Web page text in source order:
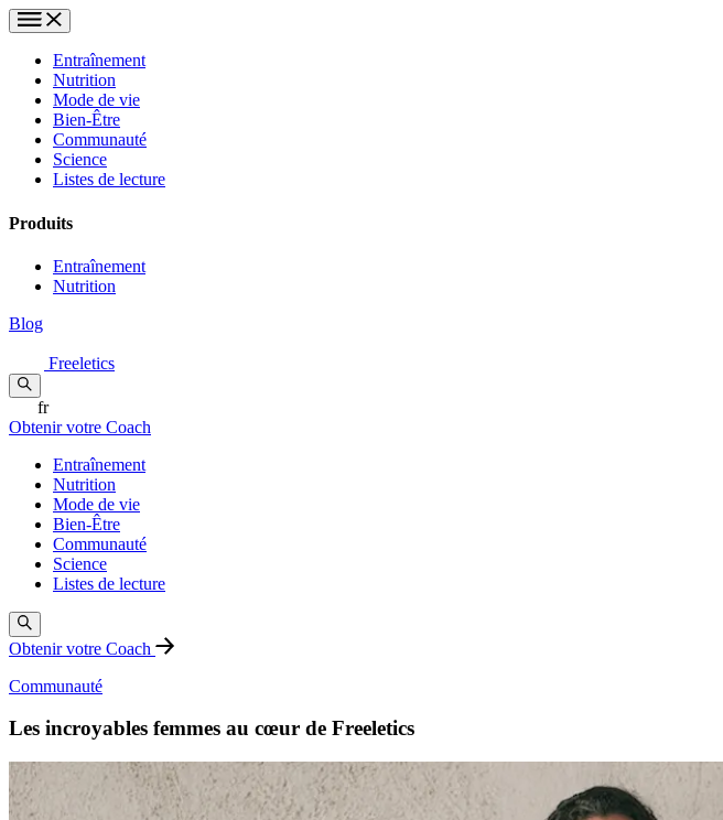
Entraînement
Nutrition
Mode de vie
Bien-Être
Communauté
Science
Listes de lecture
Produits
Entraînement
Nutrition
Blog
Freeletics
fr
Obtenir votre Coach
Entraînement
Nutrition
Mode de vie
Bien-Être
Communauté
Science
Listes de lecture
Obtenir votre Coach
Communauté
Les incroyables femmes au cœur de Freeletics